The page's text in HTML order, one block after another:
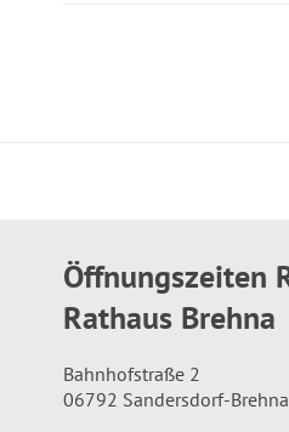
Öffnungszeiten
Rathaus Brehna
Bahnhofstraße 2
06792 Sandersdorf-Brehna